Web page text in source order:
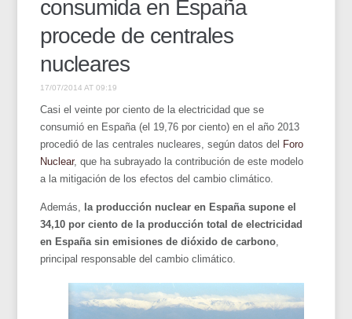
consumida en España
procede de centrales
nucleares
17/07/2014 AT 09:19
Casi el veinte por ciento de la electricidad que se
consumió en España (el 19,76 por ciento) en el año 2013
procedió de las centrales nucleares, según datos del Foro
Nuclear, que ha subrayado la contribución de este modelo
a la mitigación de los efectos del cambio climático.
Además, la producción nuclear en España supone el
34,10 por ciento de la producción total de electricidad
en España sin emisiones de dióxido de carbono
principal responsable del cambio climático.